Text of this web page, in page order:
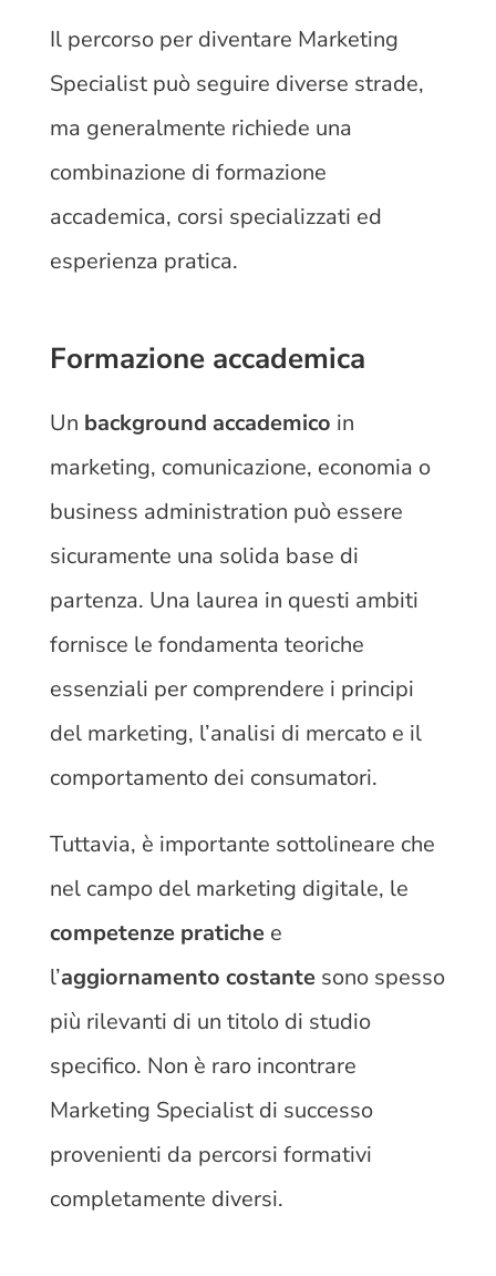
Il percorso per diventare Marketing
Specialist può seguire diverse strade,
ma generalmente richiede una
combinazione di formazione
accademica, corsi specializzati ed
esperienza pratica.
Formazione accademica
Un background accademico in
marketing, comunicazione, economia o
business administration può essere
sicuramente una solida base di
partenza. Una laurea in questi ambiti
fornisce le fondamenta teoriche
essenziali per comprendere i principi
del marketing, l’analisi di mercato e il
comportamento dei consumatori.
Tuttavia, è importante sottolineare che
nel campo del marketing digitale, le
competenze pratiche e
l’aggiornamento costante sono spesso
più rilevanti di un titolo di studio
specifico. Non è raro incontrare
Marketing Specialist di successo
provenienti da percorsi formativi
completamente diversi.